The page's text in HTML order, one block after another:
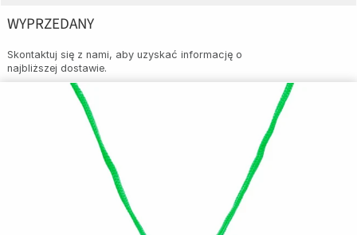
WYPRZEDANY
Skontaktuj się z nami, aby uzyskać informację o
najbliższej dostawie.